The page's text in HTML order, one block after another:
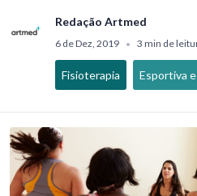
Redação Artmed
6 de Dez, 2019 • 3 min de
Fisioterapia Esportiva